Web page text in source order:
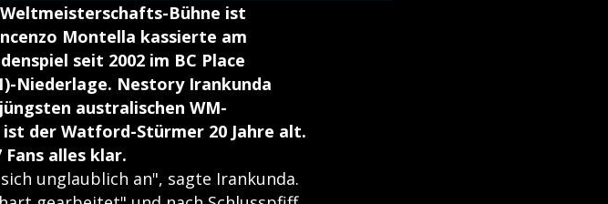
Bühne ist
Montella kassierte am
seit 2002 im BC Place
Niederlage. Nestory Irankunda
australischen WM-
der Watford-Stürmer 20 Jahre alt.
alles klar.
unglaublich an", sagte Irankunda.